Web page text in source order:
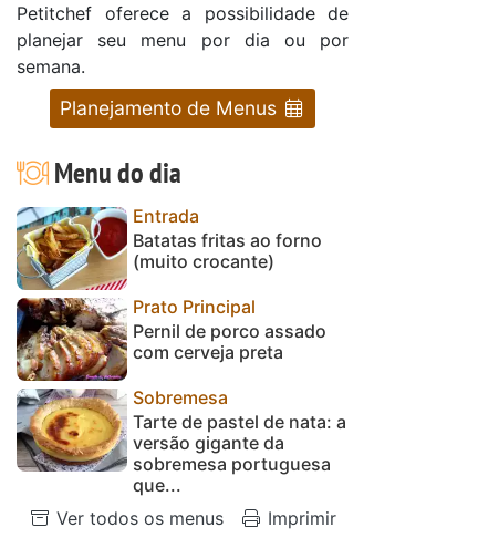
Petitchef oferece a possibilidade de
planejar seu menu por dia ou por
semana.
Planejamento de Menus
Menu do dia
Entrada
Batatas fritas ao forno
(muito crocante)
Prato Principal
Pernil de porco assado
com cerveja preta
Sobremesa
Tarte de pastel de nata: a
versão gigante da
sobremesa portuguesa
que...
Ver todos os menus
Imprimir